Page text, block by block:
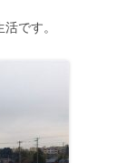
です。